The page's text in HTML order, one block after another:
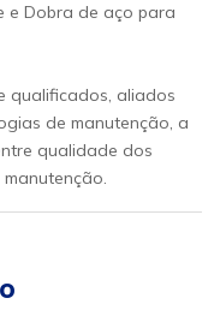
e Dobra de aço para
qualificados, aliados
de manutenção, a
qualidade dos